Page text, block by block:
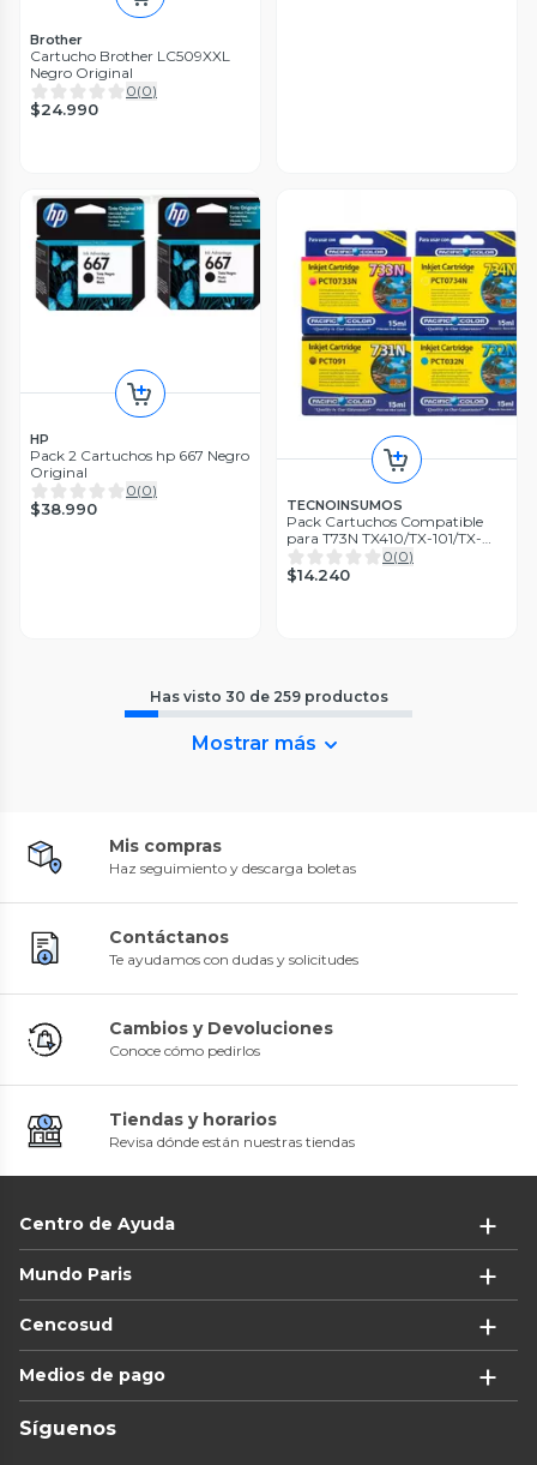
Brother
Cartucho Brother LC509XXL
Negro Original
0(0)
$24.990
HP
Pack 2 Cartuchos hp 667 Negro
Original
0(0)
$38.990 TECNOINSUMOS
Pack Cartuchos Compatible
para T73N TX410/TX-101/TX-
220
0(0)
$14.240
Has visto 30 de 259 productos
Mostrar más
Mis compras
Haz seguimiento y descarga boletas
Contáctanos
Te ayudamos con dudas y solicitudes
Cambios y Devoluciones
Conoce cómo pedirlos
Tiendas y horarios
Revisa dónde están nuestras tiendas
Centro de Ayuda
Mundo Paris
Cencosud
Medios de pago
Síguenos